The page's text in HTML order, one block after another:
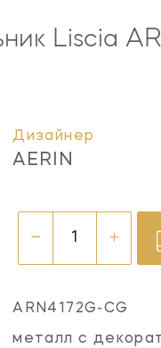
Liscia
Дизайнер
AERIN
ARN4172G-CG
металл с